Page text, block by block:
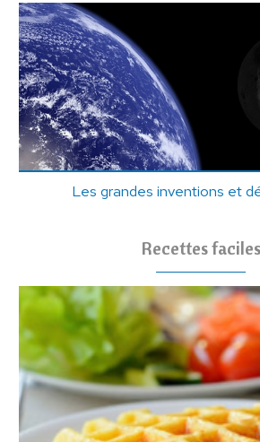
Les grandes inventions et
Recettes faciles